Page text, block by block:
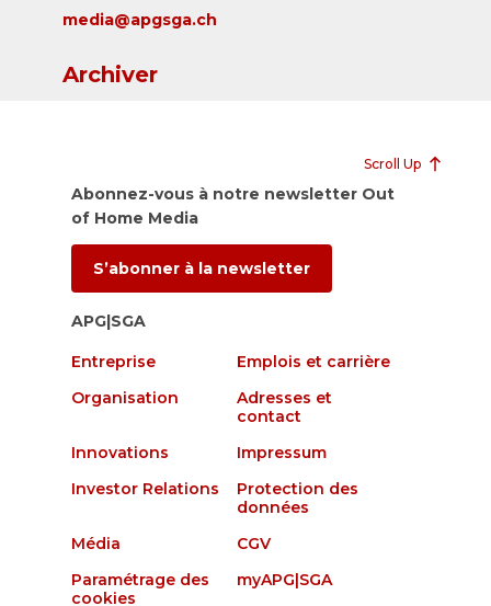
media@apgsga.ch
Archiver
Scroll Up
Abonnez-vous à notre newsletter Out
of Home Media
S’abonner à la newsletter
APG|SGA
Entreprise
Emplois et carrière
Organisation
Adresses et
contact
Innovations
Impressum
Investor Relations
Protection des
données
Média
CGV
Paramétrage des
cookies
myAPG|SGA